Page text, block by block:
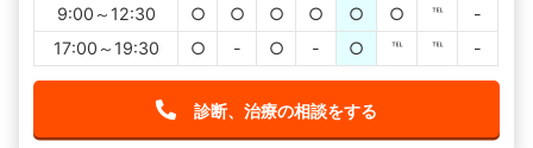
9:00～12:30
○ ○ ○ ○ ○ ○ ℡
-
17:00～19:30
○ - ○ - ○ ℡ ℡ -
診断、治療の相談をする